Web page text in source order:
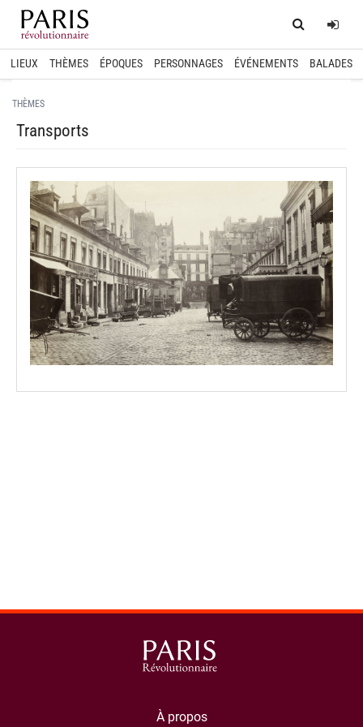
Home
LIEUX THÈMES ÉPOQUES PERSONNAGES ÉVÉNEMENTS BALADES
THÈMES
Transports
À propos